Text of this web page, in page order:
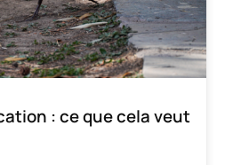
: ce que cela veut